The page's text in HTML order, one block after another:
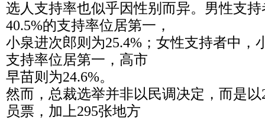
选人支持率也似乎因性别而异。男性支
40.5%的支持率位居第一，
小泉进次郎则为25.4%；女性支持者中，
支持率位居第一，高市
早苗则为24.6%。
然而，总裁选举并非以民调决定，而是
员票，加上295张地方